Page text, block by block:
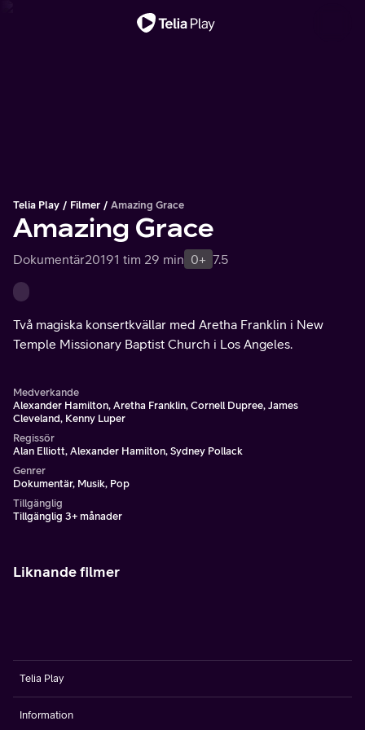
Telia Play Filmer Amazing Grace
Amazing Grace
Dokumentär20191 tim 29 min 0+ 7.5
Två magiska konsertkvällar med Aretha Franklin i New
Temple Missionary Baptist Church i Los Angeles.
Medverkande
Alexander Hamilton, Aretha Franklin, Cornell Dupree, James
Cleveland, Kenny Luper
Regissör
Alan Elliott, Alexander Hamilton, Sydney Pollack
Genrer
Dokumentär, Musik, Pop
Tillgänglig
Tillgänglig 3+ månader
Liknande filmer
Telia Play
Information